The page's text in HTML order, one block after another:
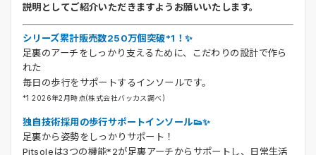
説明としてご紹介いただきますようお願いいたします。
シリーズ累計販売数250万個突破*1！✨
足裏のアーチをしっかり支えるために、こだわりの設計で作ら
れた
毎日の歩行をサポートするインソールです。
*1 2026年2月時点(株式会社バッカス調べ)
独自技術採用の歩行サポートインソール👟✨
足裏から姿勢をしっかりサポート！
Pitsoleは3つの機能*2が足裏アーチからサポートし、日常生活